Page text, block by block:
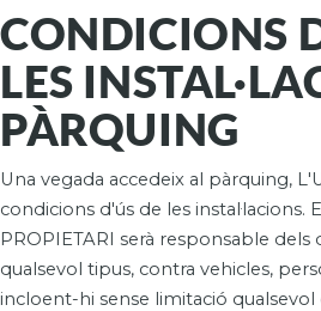
CONDICIONS
LES
PÀRQUING
Una vegada accedeix al pàrquing,
condicions d'ús de les instal·lacions.
PROPIETARI serà responsable dels
qualsevol tipus, contra vehicles,
incloent-hi sense limitació